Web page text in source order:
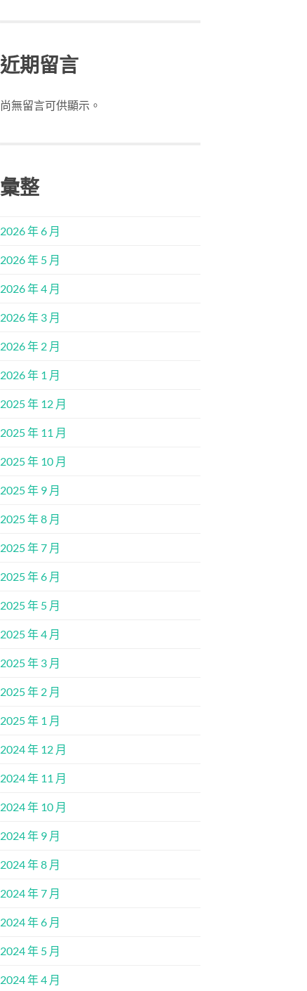
近期留言
尚無留言可供顯示。
彙整
2026 年 6 月
2026 年 5 月
2026 年 4 月
2026 年 3 月
2026 年 2 月
2026 年 1 月
2025 年 12 月
2025 年 11 月
2025 年 10 月
2025 年 9 月
2025 年 8 月
2025 年 7 月
2025 年 6 月
2025 年 5 月
2025 年 4 月
2025 年 3 月
2025 年 2 月
2025 年 1 月
2024 年 12 月
2024 年 11 月
2024 年 10 月
2024 年 9 月
2024 年 8 月
2024 年 7 月
2024 年 6 月
2024 年 5 月
2024 年 4 月